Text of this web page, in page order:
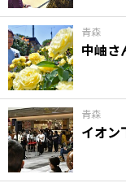
青森
中岫さ
青森
イオ